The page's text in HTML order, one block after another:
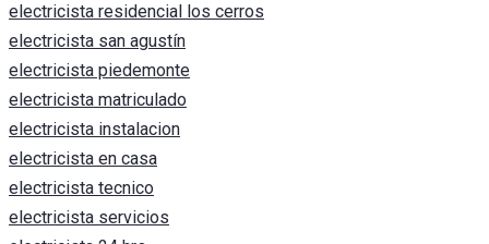
electricista residencial los cerros
electricista san agustín
electricista piedemonte
electricista matriculado
electricista instalacion
electricista en casa
electricista tecnico
electricista servicios